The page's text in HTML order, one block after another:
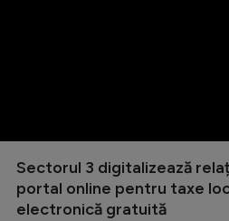
Sectorul 3 digitalizează
portal online pentru taxe
electronică gratuită